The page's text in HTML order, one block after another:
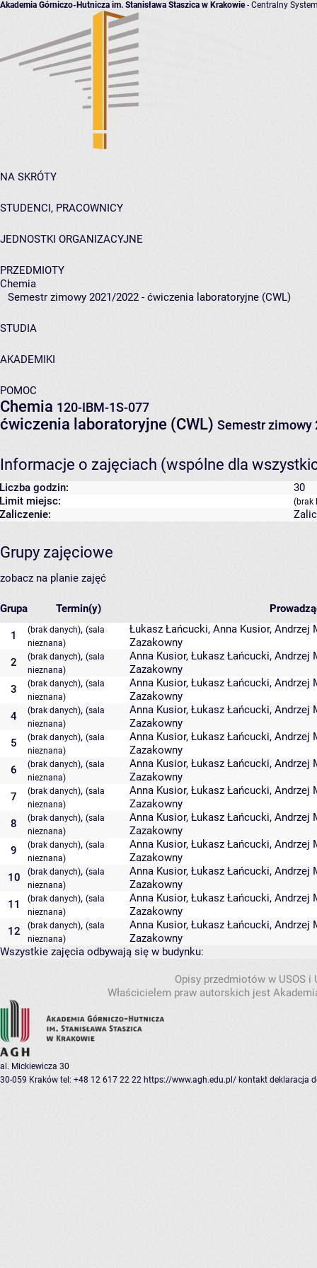
Akademia Górniczo-Hutnicza im. Stanisława Staszica w Krakowie- Centralny
NA SKRÓTY
STUDENCI, PRACOWNICY
JEDNOSTKI ORGANIZACYJNE
PRZEDMIOTY
Chemia
Semestr zimowy 2021/2022 - ćwiczenia laboratoryjne (CWL)
STUDIA
AKADEMIKI
POMOC
Chemia 120-IBM-1S-077
ćwiczenia laboratoryjne (CWL) Semestr zimowy
Informacje o zajęciach (wspólne dla
Liczba godzin:
30
Limit miejsc:
(brak
Zaliczenie:
Grupy zajęciowe
zobacz na planie zajęć
Grupa Termin(y)
1 (brak danych), (sala
nieznana)
Łukasz Łańcucki, Anna Kusior, Andrzej
Zazakowny
2
(brak danych), (sala
nieznana)
Anna Kusior, Łukasz Łańcucki, Andrzej
Zazakowny
3
(brak danych), (sala
nieznana)
Anna Kusior, Łukasz Łańcucki, Andrzej
Zazakowny
4
(brak danych), (sala
nieznana)
Anna Kusior, Łukasz Łańcucki, Andrzej
Zazakowny
5
(brak danych), (sala
nieznana)
Anna Kusior, Łukasz Łańcucki, Andrzej
Zazakowny
6
(brak danych), (sala
nieznana)
Anna Kusior, Łukasz Łańcucki, Andrzej
Zazakowny
7
(brak danych), (sala
nieznana)
Anna Kusior, Łukasz Łańcucki, Andrzej
Zazakowny
8
(brak danych), (sala
nieznana)
Anna Kusior, Łukasz Łańcucki, Andrzej
Zazakowny
9
(brak danych), (sala
nieznana)
Anna Kusior, Łukasz Łańcucki, Andrzej
Zazakowny
10
(brak danych), (sala
nieznana)
Anna Kusior, Łukasz Łańcucki, Andrzej
Zazakowny
11
(brak danych), (sala
nieznana)
Anna Kusior, Łukasz Łańcucki, Andrzej
Zazakowny
12
(brak danych), (sala
nieznana)
Anna Kusior, Łukasz Łańcucki, Andrzej
Zazakowny
Wszystkie zajęcia odbywają się w budynku:
Opisy przedmiotów w USOS
Właścicielem praw autorskich jest
al. Mickiewicza 30
30-059 Kraków tel: +48 12 617 22 22 https://www.agh.edu.pl/ kontakt deklaracja